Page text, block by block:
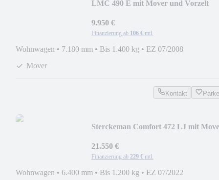
LMC 490 E mit Mover und Vorzelt
9.950 €
Finanzierung ab 106 € mtl.
Wohnwagen • 7.180 mm • Bis 1.400 kg • EZ 07/2008
Mover
Kontakt
Sterckeman Comfort 472 LJ mit
21.550 €
Finanzierung ab 229 € mtl.
Wohnwagen • 6.400 mm • Bis 1.200 kg • EZ 07/2022